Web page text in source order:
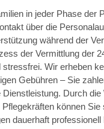
in jeder Phase der
über die
während der
der Vermittlung der
stressfrei. Wir erheben
Gebühren – Sie
Durch die
können
dauerhaft